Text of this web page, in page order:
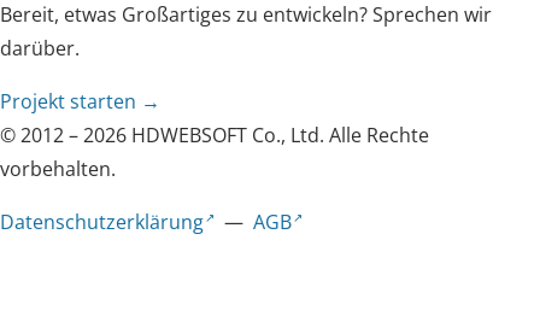
Bereit, etwas Großartiges zu entwickeln? Sprechen wir
darüber.
Projekt starten →
© 2012 – 2026 HDWEBSOFT Co., Ltd. Alle Rechte
vorbehalten.
Datenschutzerklärung
— AGB